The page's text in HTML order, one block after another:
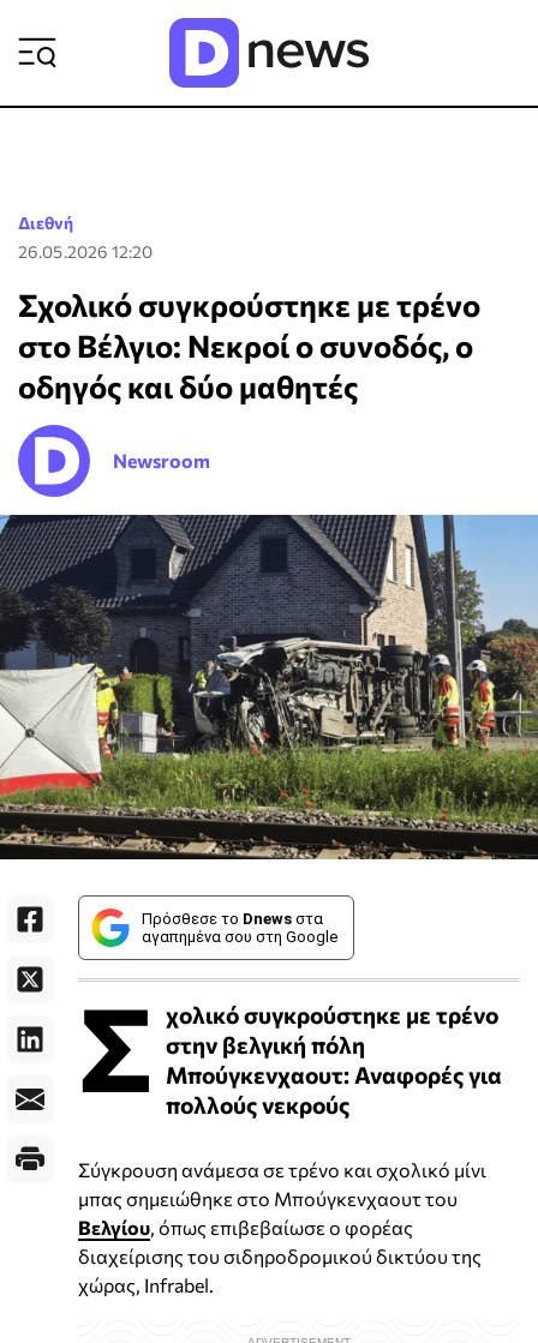
Διεθνή
26.05.2026 12:20
Σχολικό συγκρούστηκε με τρένο
στο Βέλγιο: Νεκροί ο συνοδός, ο
οδηγός και δύο μαθητές
Newsroom
Πρόσθεσε το Dnews στα
αγαπημένα σου στη Google
Σ χολικό συγκρούστηκε με τρένο
στην βελγική πόλη
Μπούγκενχαουτ: Αναφορές για
πολλούς νεκρούς
Σύγκρουση ανάμεσα σε τρένο και σχολικό μίνι
μπας σημειώθηκε στο Μπούγκενχαουτ του
Βελγίου , όπως επιβεβαίωσε ο φορέας
διαχείρισης του σιδηροδρομικού δικτύου της
χώρας, Infrabel.